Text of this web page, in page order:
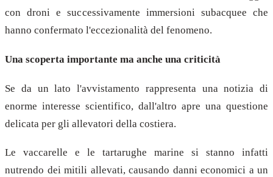
con droni e successivamente immersioni subacquee che
hanno confermato l'eccezionalità del fenomeno.
Una scoperta importante ma anche una criticità
Se da un lato l'avvistamento rappresenta una notizia di
enorme interesse scientifico, dall'altro apre una questione
delicata per gli allevatori della costiera.
Le vaccarelle e le tartarughe marine si stanno infatti
nutrendo dei mitili allevati, causando danni economici a un